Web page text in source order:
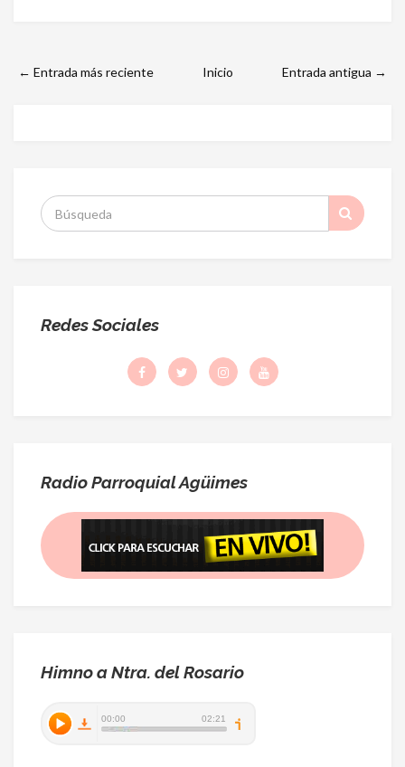
← Entrada más reciente Entrada antigua →
Inicio
S
:
Redes Sociales
Radio Parroquial Agüimes
Himno a Ntra. del Rosario